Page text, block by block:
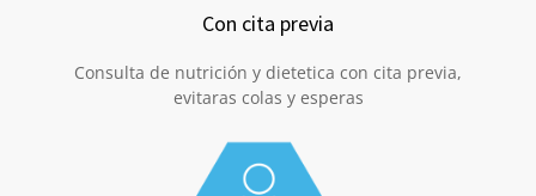
Con cita previa
Consulta de nutrición y dietetica con cita previa,
evitaras colas y esperas